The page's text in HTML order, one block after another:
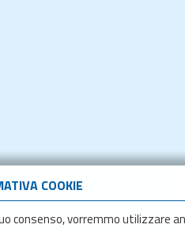
COOKIE
consenso, vorremmo utilizzare